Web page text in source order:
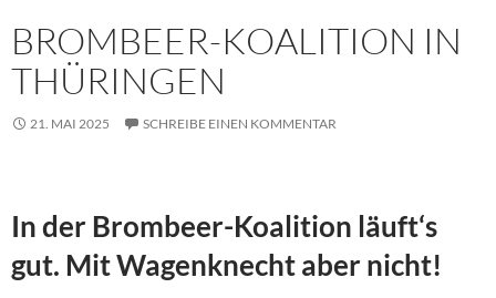
BROMBEER-KOALITION IN
THÜRINGEN
21. MAI 2025 SCHREIBE EINEN KOMMENTAR
In der Brombeer-Koalition läuft‘s
gut. Mit Wagenknecht aber nicht!